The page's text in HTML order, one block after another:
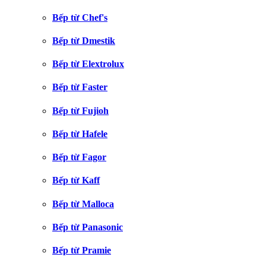
Bếp từ Chef's
Bếp từ Dmestik
Bếp từ Elextrolux
Bếp từ Faster
Bếp từ Fujioh
Bếp từ Hafele
Bếp từ Fagor
Bếp từ Kaff
Bếp từ Malloca
Bếp từ Panasonic
Bếp từ Pramie